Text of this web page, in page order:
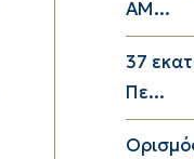
ΑΜ...
37
Πε...